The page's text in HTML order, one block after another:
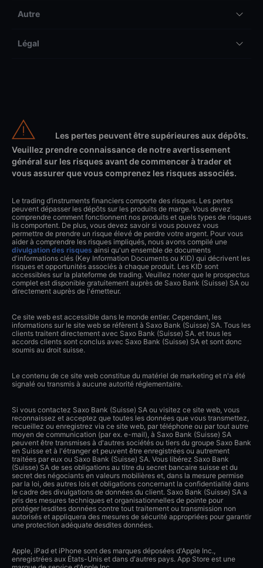
Autre
Légal
Les pertes peuvent être supérieures aux dépôts.
Veuillez prendre connaissance de notre avertissement
général sur les risques avant de commencer à trader et
vous assurer que vous comprenez les risques associés.
Le trading d’instruments financiers comporte des risques. Les pertes
peuvent dépasser les dépôts sur les produits de marge. Vous devez
comprendre comment fonctionnent nos produits et quels types de risques
ils comportent. De plus, vous devez savoir si vous pouvez vous
permettre de prendre un risque élevé de perdre votre argent. Pour vous
aider à comprendre les risques impliqués, nous avons compilé une
divulgation des risques ainsi qu'un ensemble de documents
d'informations clés (Key Information Documents ou KID) qui décrivent les
risques et opportunités associés à chaque produit. Les KID sont
accessibles sur la plateforme de trading. Veuillez noter que le prospectus
complet est disponible gratuitement auprès de Saxo Bank (Suisse) SA ou
directement auprès de l'émetteur.
Ce site web est accessible dans le monde entier. Cependant, les
informations sur le site web se réfèrent à Saxo Bank (Suisse) SA. Tous les
clients traitent directement avec Saxo Bank (Suisse) SA. et tous les
accords clients sont conclus avec Saxo Bank (Suisse) SA et sont donc
soumis au droit suisse.
Le contenu de ce site web constitue du matériel de marketing et n'a été
signalé ou transmis à aucune autorité réglementaire.
Si vous contactez Saxo Bank (Suisse) SA ou visitez ce site web, vous
reconnaissez et acceptez que toutes les données que vous transmettez,
recueillez ou enregistrez via ce site web, par téléphone ou par tout autre
moyen de communication (par ex. e-mail), à Saxo Bank (Suisse) SA
peuvent être transmises à d'autres sociétés ou tiers du groupe Saxo Bank
en Suisse et à l'étranger et peuvent être enregistrées ou autrement
traitées par eux ou Saxo Bank (Suisse) SA. Vous libérez Saxo Bank
(Suisse) SA de ses obligations au titre du secret bancaire suisse et du
secret des négociants en valeurs mobilières et, dans la mesure permise
par la loi, des autres lois et obligations concernant la confidentialité dans
le cadre des divulgations de données du client. Saxo Bank (Suisse) SA a
pris des mesures techniques et organisationnelles de pointe pour
protéger lesdites données contre tout traitement ou transmission non
autorisés et appliquera des mesures de sécurité appropriées pour garantir
une protection adéquate desdites données.
Apple, iPad et iPhone sont des marques déposées d'Apple Inc.,
enregistrées aux États-Unis et dans d'autres pays. App Store est une